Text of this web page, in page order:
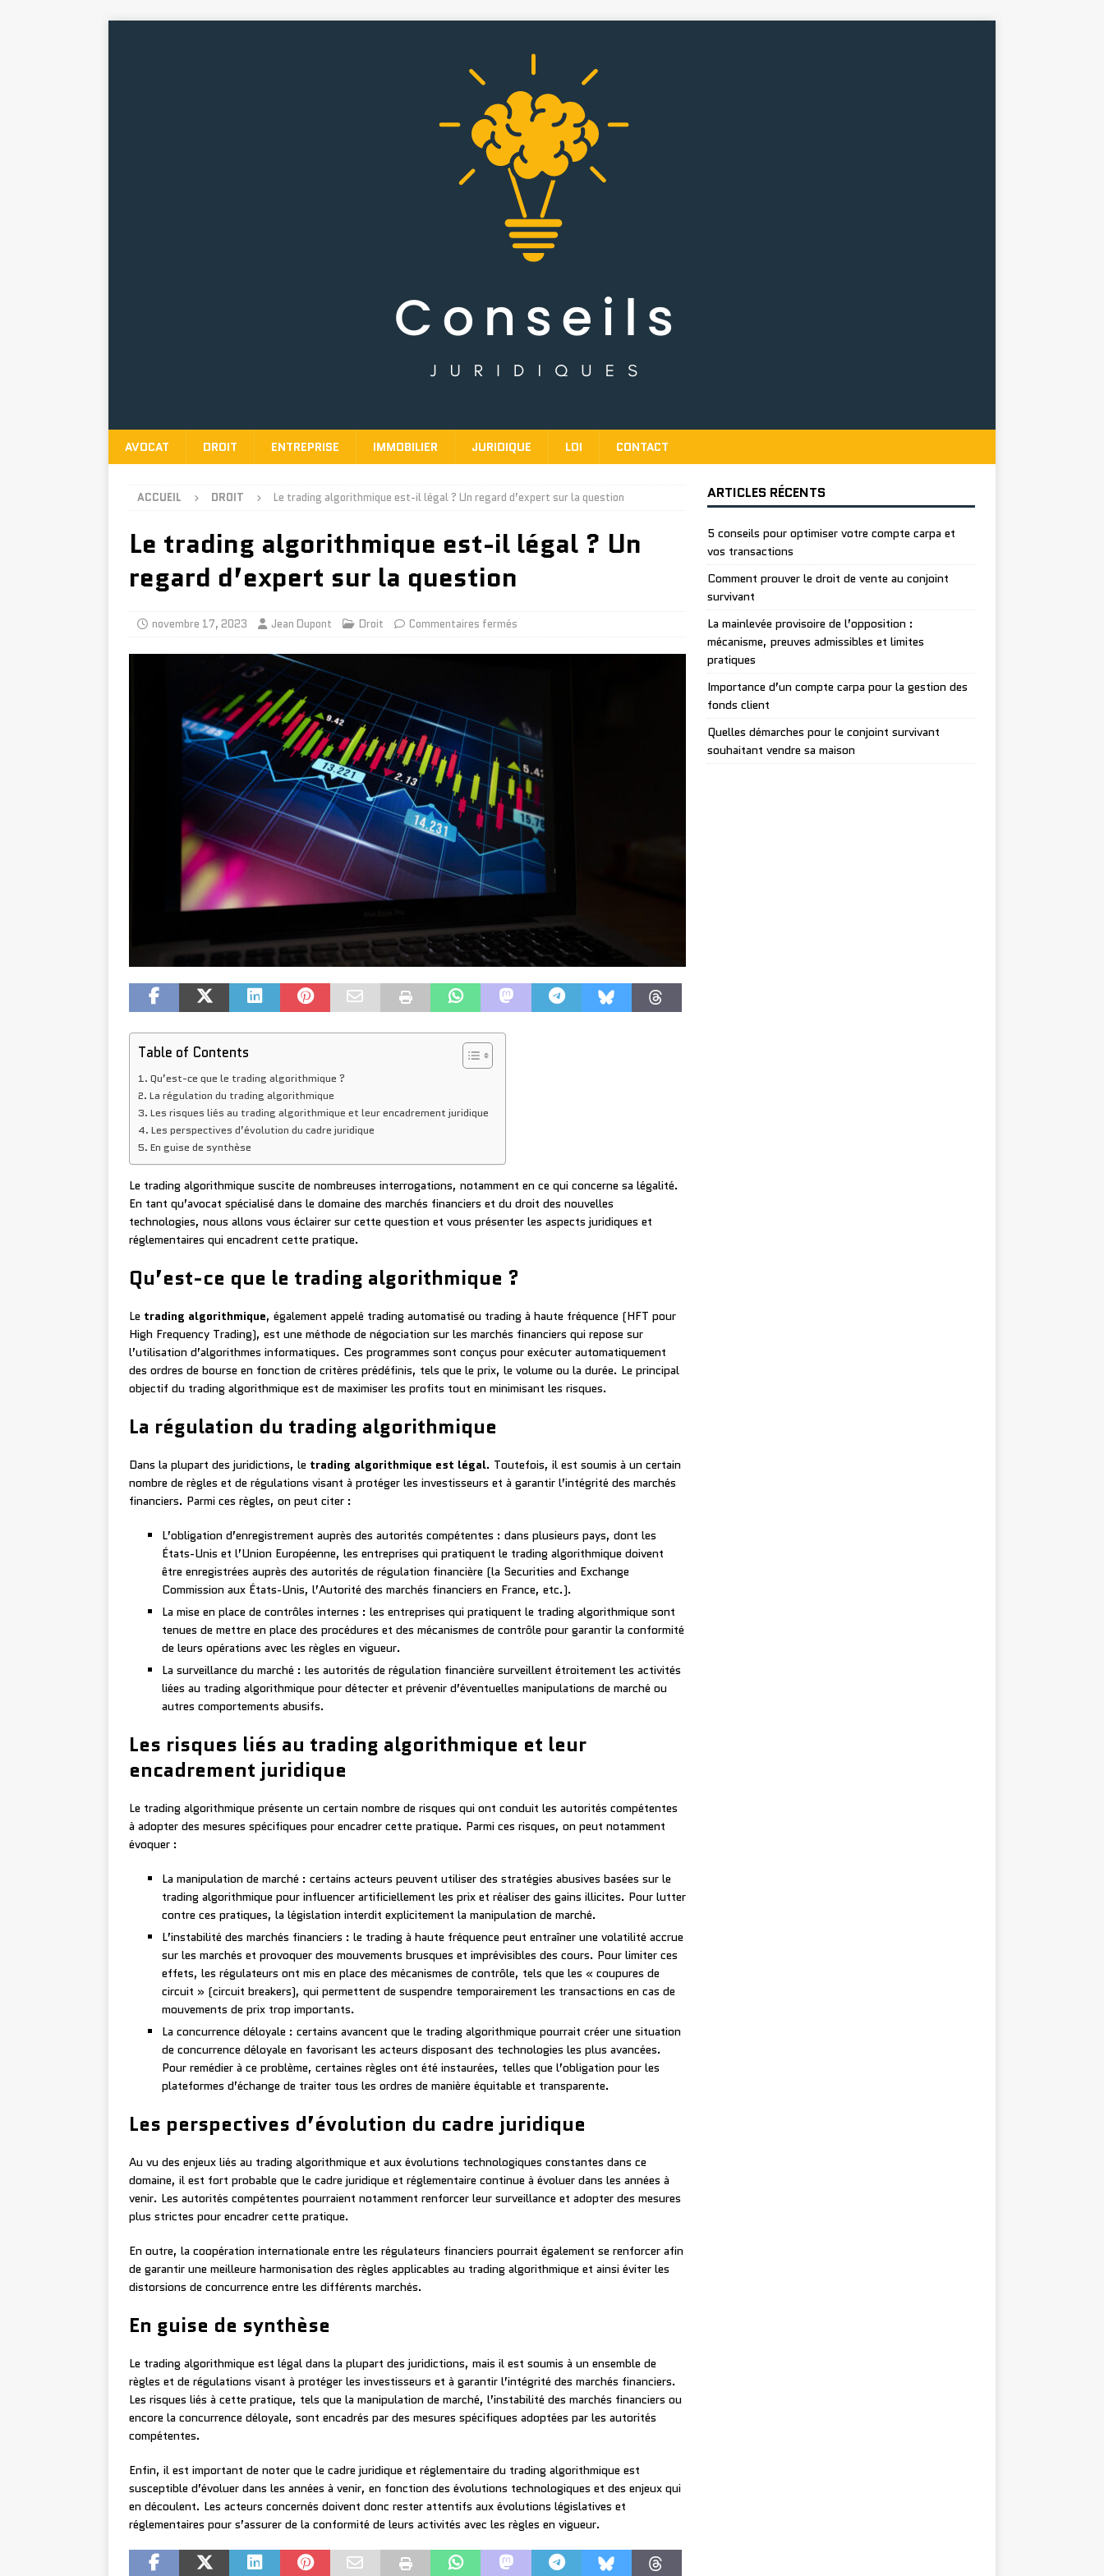
AVOCAT DROIT ENTREPRISE IMMOBILIER JURIDIQUE LOI CONTACT
ACCUEIL DROIT Le trading algorithmique est-il légal ? Un regard d’expert sur la question
Le trading algorithmique est-il légal ? Un
regard d’expert sur la question
novembre 17, 2023 Jean Dupont Droit Commentaires fermés
Table of Contents
Qu’est-ce que le trading algorithmique ?
La régulation du trading algorithmique
Les risques liés au trading algorithmique et leur encadrement juridique
Les perspectives d’évolution du cadre juridique
En guise de synthèse
Le trading algorithmique suscite de nombreuses interrogations, notamment en ce qui concerne sa légalité.
En tant qu’avocat spécialisé dans le domaine des marchés financiers et du droit des nouvelles
technologies, nous allons vous éclairer sur cette question et vous présenter les aspects juridiques et
réglementaires qui encadrent cette pratique.
Qu’est-ce que le trading algorithmique ?
Le trading algorithmique, également appelé trading automatisé ou trading à haute fréquence (HFT pour
High Frequency Trading), est une méthode de négociation sur les marchés financiers qui repose sur
l’utilisation d’algorithmes informatiques. Ces programmes sont conçus pour exécuter automatiquement
des ordres de bourse en fonction de critères prédéfinis, tels que le prix, le volume ou la durée. Le principal
objectif du trading algorithmique est de maximiser les profits tout en minimisant les risques.
La régulation du trading algorithmique
Dans la plupart des juridictions, le trading algorithmique est légal. Toutefois, il est soumis à un certain
nombre de règles et de régulations visant à protéger les investisseurs et à garantir l’intégrité des marchés
financiers. Parmi ces règles, on peut citer :
L’obligation d’enregistrement auprès des autorités compétentes : dans plusieurs pays, dont les
États-Unis et l’Union Européenne, les entreprises qui pratiquent le trading algorithmique doivent
être enregistrées auprès des autorités de régulation financière (la Securities and Exchange
Commission aux États-Unis, l’Autorité des marchés financiers en France, etc.).
La mise en place de contrôles internes : les entreprises qui pratiquent le trading algorithmique sont
tenues de mettre en place des procédures et des mécanismes de contrôle pour garantir la conformité
de leurs opérations avec les règles en vigueur.
La surveillance du marché : les autorités de régulation financière surveillent étroitement les activités
liées au trading algorithmique pour détecter et prévenir d’éventuelles manipulations de marché ou
autres comportements abusifs.
Les risques liés au trading algorithmique et leur
encadrement juridique
Le trading algorithmique présente un certain nombre de risques qui ont conduit les autorités compétentes
à adopter des mesures spécifiques pour encadrer cette pratique. Parmi ces risques, on peut notamment
évoquer :
La manipulation de marché : certains acteurs peuvent utiliser des stratégies abusives basées sur le
trading algorithmique pour influencer artificiellement les prix et réaliser des gains illicites. Pour lutter
contre ces pratiques, la législation interdit explicitement la manipulation de marché.
L’instabilité des marchés financiers : le trading à haute fréquence peut entraîner une volatilité accrue
sur les marchés et provoquer des mouvements brusques et imprévisibles des cours. Pour limiter ces
effets, les régulateurs ont mis en place des mécanismes de contrôle, tels que les « coupures de
circuit » (circuit breakers), qui permettent de suspendre temporairement les transactions en cas de
mouvements de prix trop importants.
La concurrence déloyale : certains avancent que le trading algorithmique pourrait créer une situation
de concurrence déloyale en favorisant les acteurs disposant des technologies les plus avancées.
Pour remédier à ce problème, certaines règles ont été instaurées, telles que l’obligation pour les
plateformes d’échange de traiter tous les ordres de manière équitable et transparente.
Les perspectives d’évolution du cadre juridique
Au vu des enjeux liés au trading algorithmique et aux évolutions technologiques constantes dans ce
domaine, il est fort probable que le cadre juridique et réglementaire continue à évoluer dans les années à
venir. Les autorités compétentes pourraient notamment renforcer leur surveillance et adopter des mesures
plus strictes pour encadrer cette pratique.
En outre, la coopération internationale entre les régulateurs financiers pourrait également se renforcer afin
de garantir une meilleure harmonisation des règles applicables au trading algorithmique et ainsi éviter les
distorsions de concurrence entre les différents marchés.
En guise de synthèse
Le trading algorithmique est légal dans la plupart des juridictions, mais il est soumis à un ensemble de
règles et de régulations visant à protéger les investisseurs et à garantir l’intégrité des marchés financiers.
Les risques liés à cette pratique, tels que la manipulation de marché, l’instabilité des marchés financiers ou
encore la concurrence déloyale, sont encadrés par des mesures spécifiques adoptées par les autorités
compétentes.
Enfin, il est important de noter que le cadre juridique et réglementaire du trading algorithmique est
susceptible d’évoluer dans les années à venir, en fonction des évolutions technologiques et des enjeux qui
en découlent. Les acteurs concernés doivent donc rester attentifs aux évolutions législatives et
réglementaires pour s’assurer de la conformité de leurs activités avec les règles en vigueur.
ARTICLES RÉCENTS
5 conseils pour optimiser votre compte carpa et
vos transactions
Comment prouver le droit de vente au conjoint
survivant
La mainlevée provisoire de l’opposition :
mécanisme, preuves admissibles et limites
pratiques
Importance d’un compte carpa pour la gestion des
fonds client
Quelles démarches pour le conjoint survivant
souhaitant vendre sa maison